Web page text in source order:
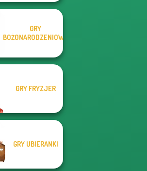
GRY
BOŻONARODZENIOWE
GRY FRYZJER
GRY UBIERANKI